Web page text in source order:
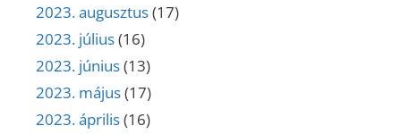
2023. augusztus(17)
2023. július(16)
2023. június(13)
2023. május(17)
2023. április(16)